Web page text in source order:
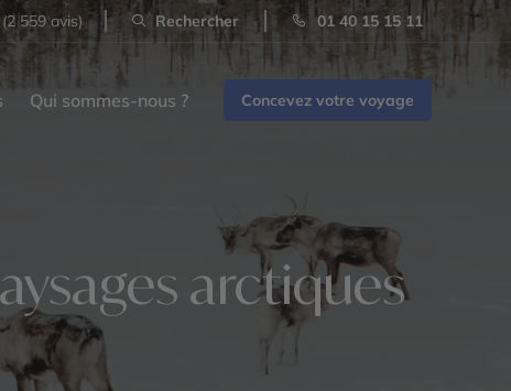
559 avis) Rechercher 01 40 15 15 11
Qui sommes-nous ? Concevez votre voyage
arctiques